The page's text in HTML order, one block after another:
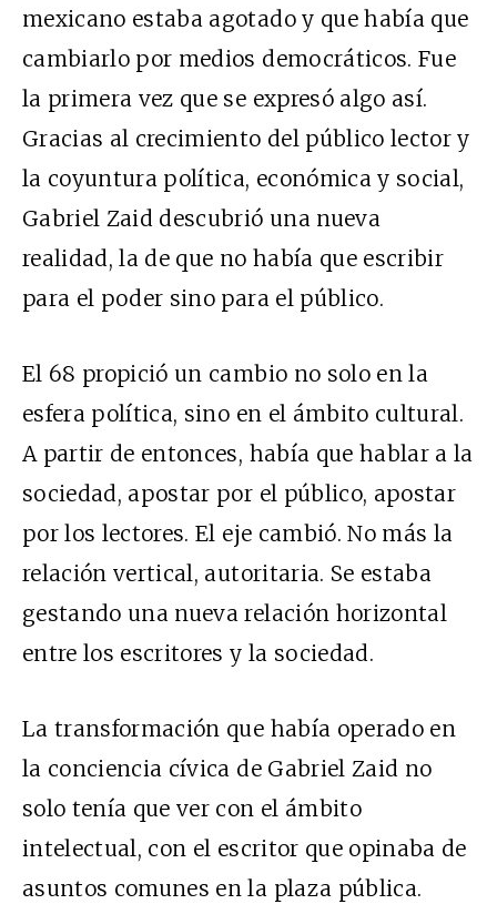
mexicano estaba agotado y que había que
cambiarlo por medios democráticos. Fue
la primera vez que se expresó algo así.
Gracias al crecimiento del público lector y
la coyuntura política, económica y social,
Gabriel Zaid descubrió una nueva
realidad, la de que no había que escribir
para el poder sino para el público.
El 68 propició un cambio no solo en la
esfera política, sino en el ámbito cultural.
A partir de entonces, había que hablar a la
sociedad, apostar por el público, apostar
por los lectores. El eje cambió. No más la
relación vertical, autoritaria. Se estaba
gestando una nueva relación horizontal
entre los escritores y la sociedad.
La transformación que había operado en
la conciencia cívica de Gabriel Zaid no
solo tenía que ver con el ámbito
intelectual, con el escritor que opinaba de
asuntos comunes en la plaza pública.